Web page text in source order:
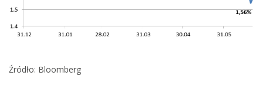
Źródło: Bloomberg